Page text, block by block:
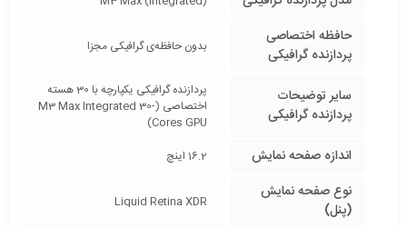
حافظه اختصاصی
پردازنده گرافیکی
بدون حافظه‌ی گرافیکی مجزا
سایر توضیحات
پردازنده گرافیکی
پردازنده گرافیکی یکپارچه با 30 هسته
اختصاصی (M3 Max Integrated 30-
Cores GPU)
اندازه صفحه نمایش 16.2 اینچ
نوع صفحه نمایش
(پنل)
Liquid Retina XDR